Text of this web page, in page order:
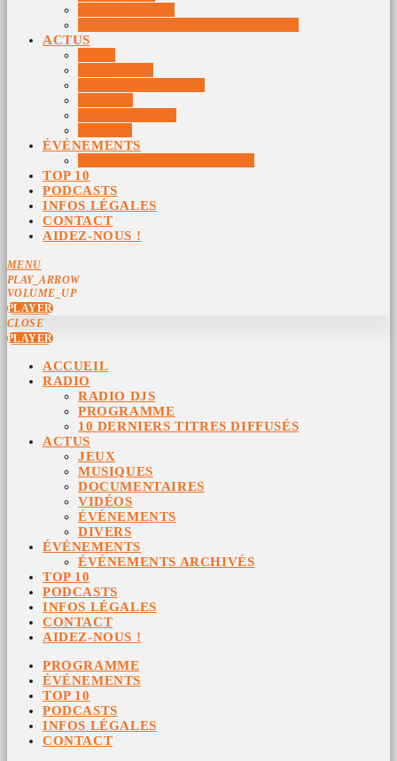
ACTUS
ÉVÉNEMENTS
TOP 10
PODCASTS
INFOS LÉGALES
CONTACT
AIDEZ-NOUS !
MENU
PLAY_ARROW
VOLUME_UP
PLAYER
CLOSE
PLAYER
ACCUEIL
RADIO
RADIO DJS
PROGRAMME
10 DERNIERS TITRES DIFFUSÉS
ACTUS
JEUX
MUSIQUES
DOCUMENTAIRES
VIDÉOS
ÉVÉNEMENTS
DIVERS
ÉVÉNEMENTS
ÉVÉNEMENTS ARCHIVÉS
TOP 10
PODCASTS
INFOS LÉGALES
CONTACT
AIDEZ-NOUS !
PROGRAMME
ÉVÉNEMENTS
TOP 10
PODCASTS
INFOS LÉGALES
CONTACT